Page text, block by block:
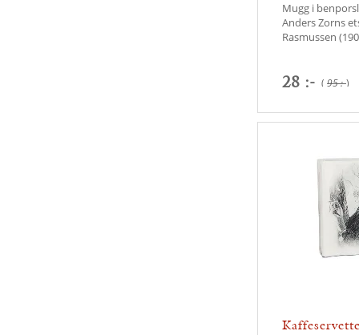
Mugg i
Anders Zorns
Rasmussen
( 95 :-)
28 :-